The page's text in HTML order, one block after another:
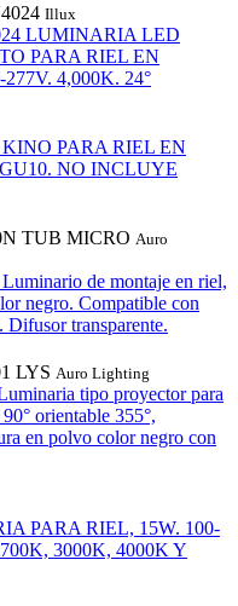
Illux
LUMINARIA LED
PARA RIEL EN
4,000K. 24°
PARA RIEL EN
NO INCLUYE
TUB MICRO Auro
Luminario de montaje en riel,
negro. Compatible con
transparente.
LYS Auro Lighting
tipo proyector para
orientable 355°,
en polvo color negro con
PARA RIEL, 15W. 100-
3000K, 4000K Y